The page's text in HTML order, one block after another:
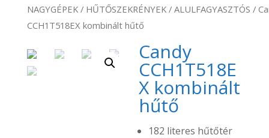
NAGYGÉPEK/ HŰTŐSZEKRÉNYEK/ ALULFAGYASZTÓS /
CCH1T518EX kombinált hűtő
Candy
CCH1T518E
X kombinált
hűtő
182 literes hűtőtér